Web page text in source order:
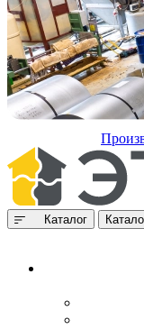
Каталог